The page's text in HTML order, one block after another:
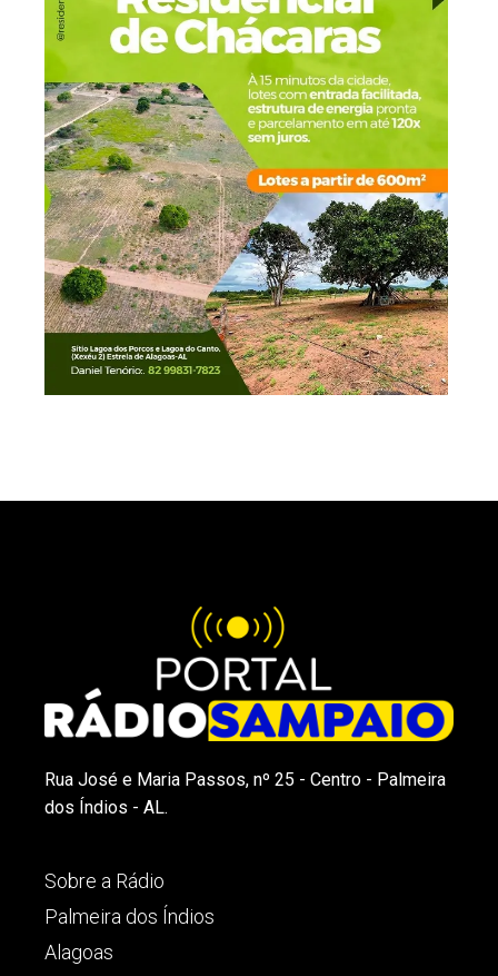
Rua José e Maria Passos, nº 25 - Centro - Palmeira
dos Índios - AL.
Sobre a Rádio
Palmeira dos Índios
Alagoas